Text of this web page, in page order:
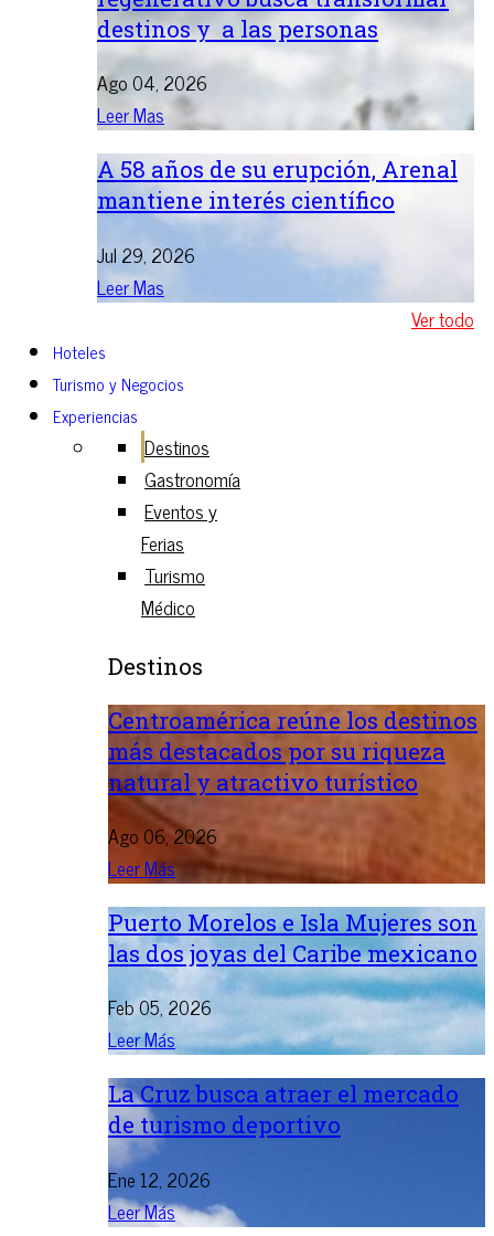
destinos y a las personas
Ago 04, 2026
Leer Mas
A 58 años de su erupción, Arenal
mantiene interés científico
Jul 29, 2026
Leer Mas
Ver todo
Hoteles
Turismo y Negocios
Experiencias
Destinos
Gastronomía
Eventos y
Ferias
Turismo
Médico
Destinos
Centroamérica reúne los destinos
más destacados por su riqueza
natural y atractivo turístico
Ago 06, 2026
Leer Más
Puerto Morelos e Isla Mujeres son
las dos joyas del Caribe mexicano
Feb 05, 2026
Leer Más
La Cruz busca atraer el mercado
de turismo deportivo
Ene 12, 2026
Leer Más